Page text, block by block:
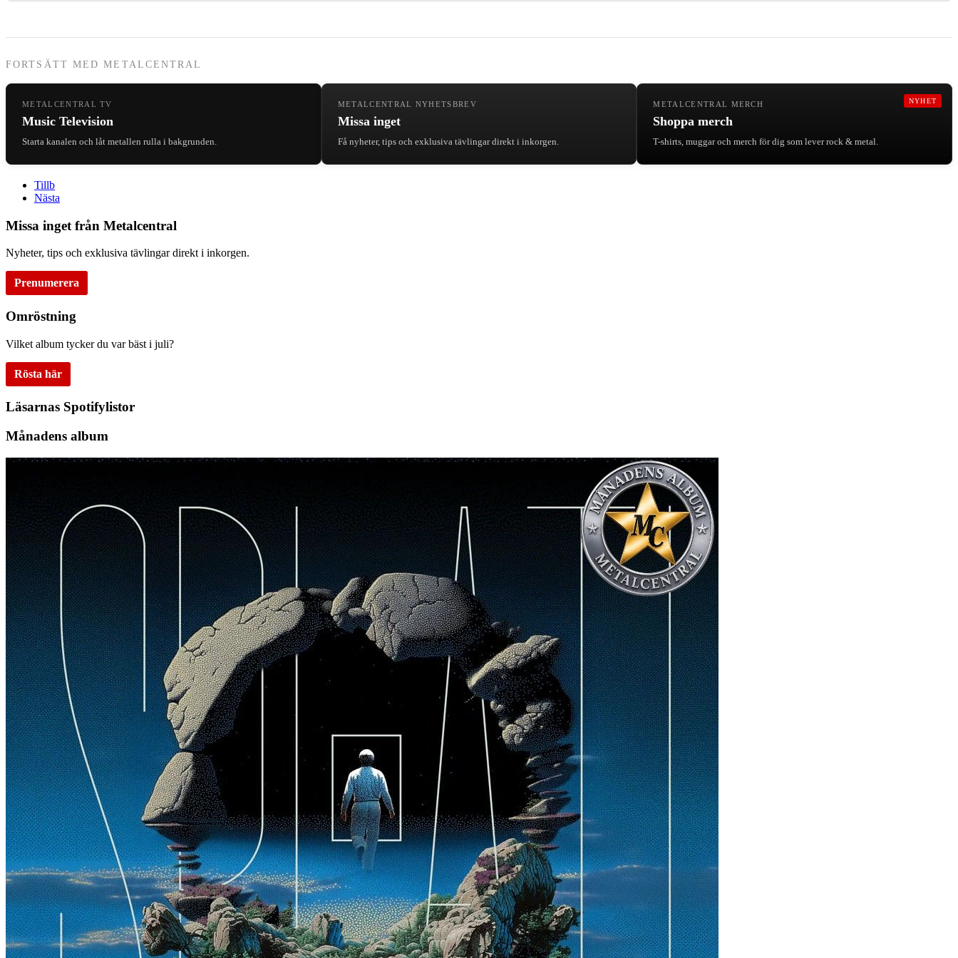
FORTSÄTT MED METALCENTRAL
METALCENTRAL TV
Music Television
Starta kanalen och låt metallen rulla i bakgrunden.
METALCENTRAL NYHETSBREV
Missa inget
Få nyheter, tips och exklusiva tävlingar direkt i inkorgen.
NYHET
METALCENTRAL MERCH
Shoppa merch
T-shirts, muggar och merch för dig som lever rock & metal.
Tillb
Nästa
Missa inget från Metalcentral
Nyheter, tips och exklusiva tävlingar direkt i inkorgen.
Prenumerera
Omröstning
Vilket album tycker du var bäst i juli?
Rösta här
Läsarnas Spotifylistor
Månadens album